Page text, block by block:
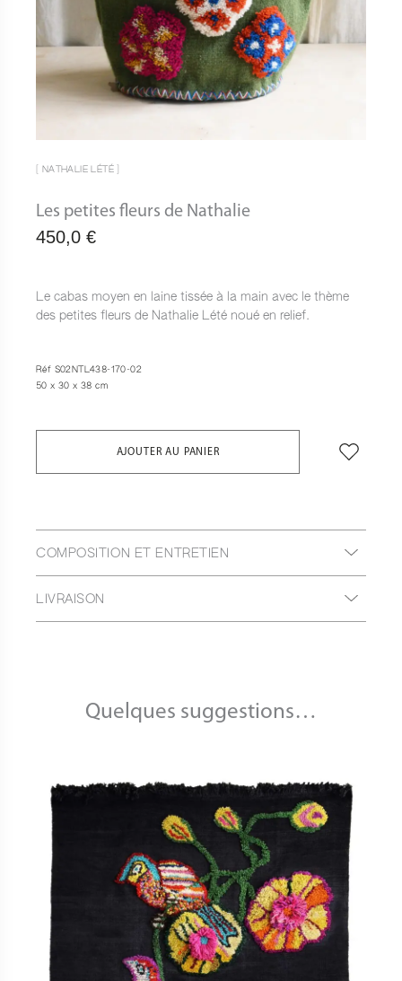
[ NATHALIE LÉTÉ ]
Les petites fleurs de Nathalie
450,0 €
Le cabas moyen en laine tissée à la main avec le thème
des petites fleurs de Nathalie Lété noué en relief.
Réf S02NTL438-170-02
50 x 30 x 38 cm
AJOUTER AU PANIER
COMPOSITION ET ENTRETIEN
LIVRAISON
Quelques suggestions…